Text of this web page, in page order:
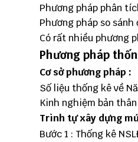
Phương pháp phân
Phương pháp so
Có rất nhiều phương
Phương pháp
Cơ sở phương pháp :
Số liệu thống kê về
Kinh nghiệm bản
Trình tự xây dựng
Bước 1 : Thống kê